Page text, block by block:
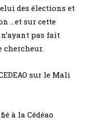
des élections et
…et sur cette
pas fait
chercheur.
sur le Mali
à la Cédéao